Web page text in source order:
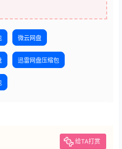
微云网盘
迅雷网盘压缩包
给TA打赏